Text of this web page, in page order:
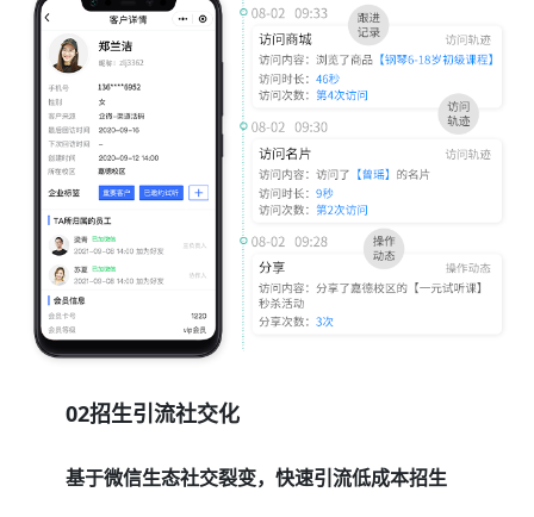
02招生引流社交化
基于微信生态社交裂变，快速引流低成本招生